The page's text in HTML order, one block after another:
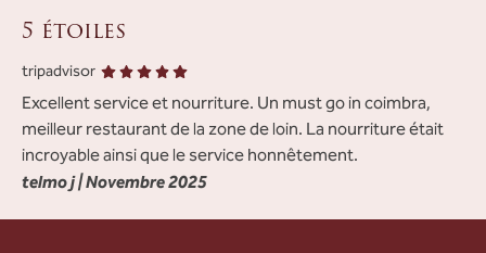
Review list
5 étoiles
tripadvisor
Excellent service et nourriture. Un must go in coimbra,
meilleur restaurant de la zone de loin. La nourriture était
incroyable ainsi que le service honnêtement.
telmo j | Novembre 2025